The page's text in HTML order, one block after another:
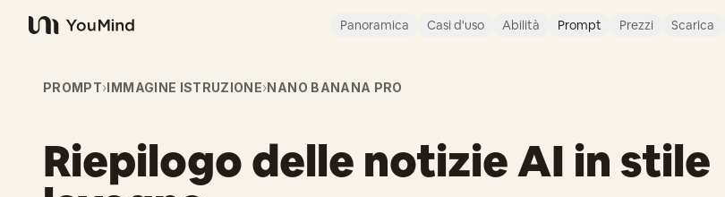
YouMind
Panoramica Casi d'uso Abilità Prompt Prezzi Scarica
PROMPT›IMMAGINE ISTRUZIONE›NANO BANANA PRO
Riepilogo delle notizie AI in stile